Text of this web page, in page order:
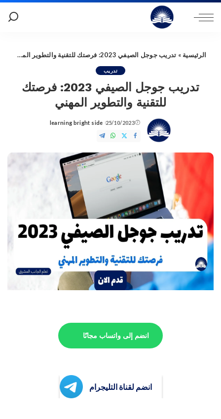
الرئيسية » تدريب جوجل الصيفي 2023: فرصتك للتقنية والتطوير المهني
تدريب
تدريب جوجل الصيفي 2023: فرصتك
للتقنية والتطوير المهني
25/10/2023
Posted
by
learning bright side
انضم إلى واتساب مجانًا
انضم لقناة التليجرام